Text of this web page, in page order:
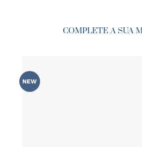
COMPLETE A SUA
NEW